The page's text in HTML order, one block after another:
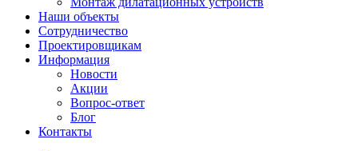
Наши объекты
Сотрудничество
Проектировщикам
Информация
Новости
Акции
Вопрос-ответ
Блог
Контакты